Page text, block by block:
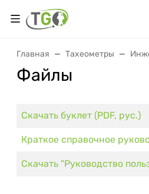
Главная Тахеометры
Файлы
Скачать буклет (PDF, рус.)
Краткое справочное
Скачать "Руководство